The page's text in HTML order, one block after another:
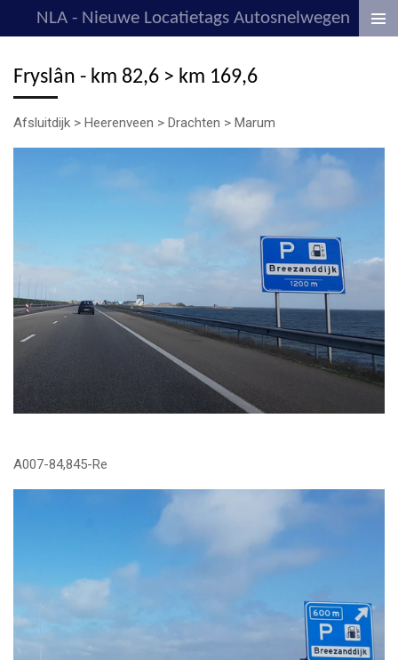
direct
de
NLA - Nieuwe Locatietags Autosnelwegen
Fryslân - km 82,6 > km 169,6
Afsluitdijk > Heerenveen > Drachten > Marum
A007-84,845-Re